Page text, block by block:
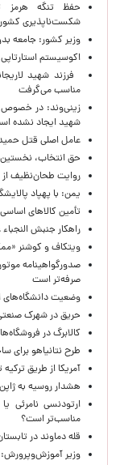
حفظ تنگه هرمز
شکست‌ناپذیری کشور
وزیر کشور: جامعه
اکوسیستم
فرزند شهید
مناسب می‌گرفت
زینی‌وند: در خصوص
شهید ایجاد نشده
عامل اصلی قتل
حق انتخاب، نخستین
روایت طحان‌نظیف از
یمن: با پهپاد
تأمین کالاهای اساسی
راهکار جنبش
ویتکاف و کوشنر
صدورگواهینامه
صرفه‌تر است
وضعیت دانشگاه‌های
حریق در شهرک صنعتی
کالابرگ در
طرح نتانیاهو
آمریکا از طریق
هشدار روسیه به
ارتودنسی نامرئی
مناسب‌تر است؟
قله دماوند در
وزیر آموزش‌وپرورش: سال تحصیلی